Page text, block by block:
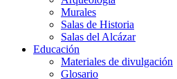
Murales
Salas de Historia
Salas del Alcázar
Educación
Materiales de divulgación
Glosario